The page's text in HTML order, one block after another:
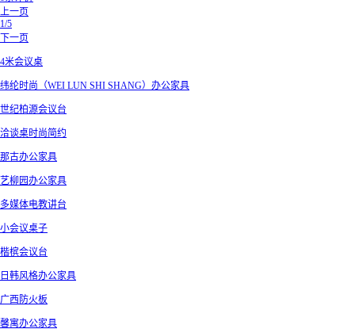
上一页
1/5
下一页
4米会议桌
纬纶时尚（WEI LUN SHI SHANG）办公家具
世纪柏源会议台
洽谈桌时尚简约
那古办公家具
艺柳园办公家具
多媒体电教讲台
小会议桌子
楷槟会议台
日韩风格办公家具
广西防火板
馨寓办公家具